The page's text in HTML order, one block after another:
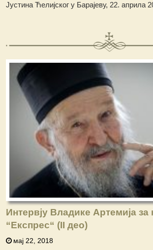
Јустина Ћелијског у Барајеву, 22. априла
Интервју Владике Артемија
“Експрес“ (II део)
мај 22, 2018